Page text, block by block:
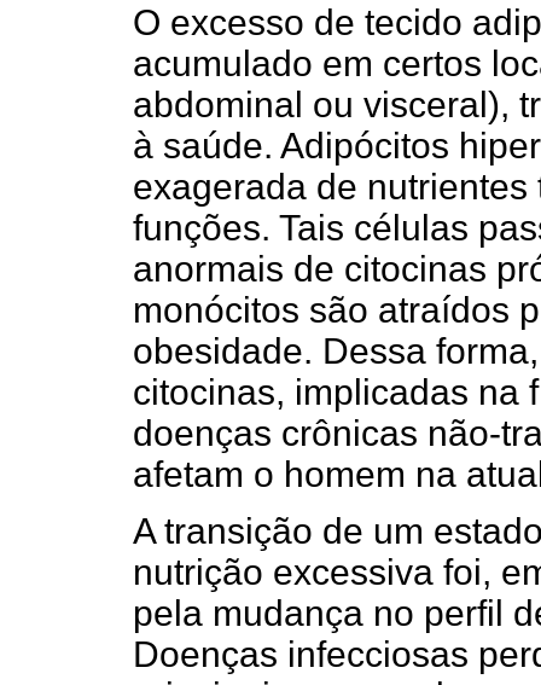
O excesso de tecido
acumulado em certos
abdominal ou visceral),
à saúde. Adipócitos
exagerada de
funções. Tais células
anormais de citocinas
monócitos são atraídos
obesidade. Dessa
citocinas, implicadas na
doenças crônicas não-
afetam o homem na
A transição de um
nutrição excessiva foi,
pela mudança no perfil
Doenças infecciosas